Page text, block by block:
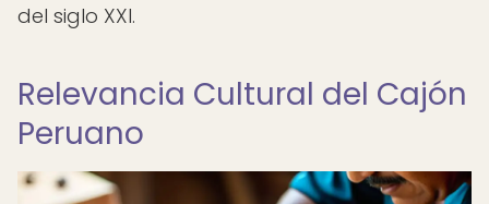
del siglo XXI.
Relevancia Cultural del Cajón
Peruano